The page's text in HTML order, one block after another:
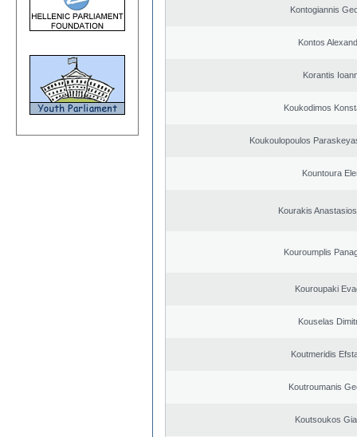
Kontogiannis
Kontos
Korantis
Koukodimos
Koukoulopoulos
Kountoura
Kourakis
Kouroumplis
Kouroupaki
Kouselas
Koutmeridis
Koutroumanis
Koutsoukos